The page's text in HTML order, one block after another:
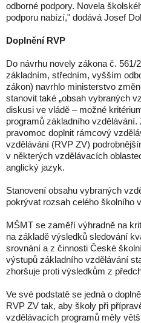
odborné podpory. Novela
podporu nabízí," dodává Josef
Doplnění RVP
Do návrhu novely zákona č. 561/
základním, středním, vyšším
zákon) navrhlo ministerstvo
stanovit také „obsah vybraných
diskusi ve vládě – možné
programů základního
pravomoc doplnit rámcový
vzdělávání (RVP ZV)
v některých vzdělávacích
anglický jazyk.
Stanovení obsahu vybraných
pokrývat rozsah celého školního
MŠMT se zaměří výhradně na
na základě výsledků sledování
srovnání a z činnosti České
výstupů základního vzdělávání
zhoršuje proti výsledkům z
Ve své podstatě se jedná o
RVP ZV tak, aby školy při
vzdělávacích programů měly